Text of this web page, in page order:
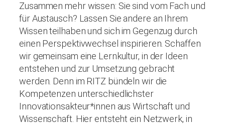
Zusammen mehr wissen: Sie sind vom Fach und
für Austausch? Lassen Sie andere an Ihrem
Wissen teilhaben und sich im Gegenzug durch
einen Perspektivwechsel inspirieren. Schaffen
wir gemeinsam eine Lernkultur, in der Ideen
entstehen und zur Umsetzung gebracht
werden. Denn im RITZ bündeln wir die
Kompetenzen unterschiedlichster
Innovationsakteur*innen aus Wirtschaft und
Wissenschaft. Hier entsteht ein Netzwerk, in